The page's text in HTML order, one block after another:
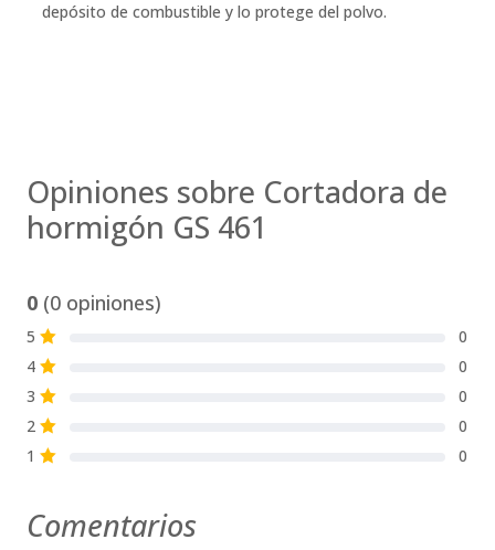
depósito de combustible y lo protege del polvo.
Opiniones sobre Cortadora de
hormigón GS 461
0 (0 opiniones)
5 S
0
4 S
0
3 S
0
2 S
0
1 S 0
Comentarios